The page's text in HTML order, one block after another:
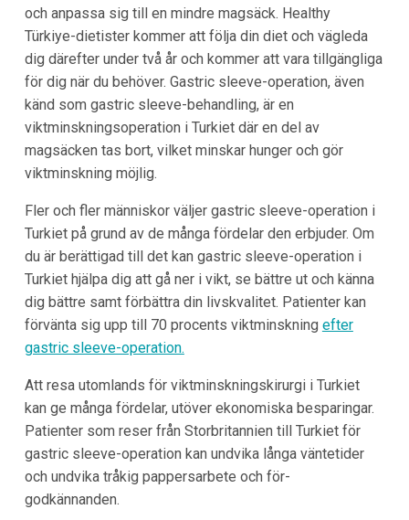
och anpassa sig till en mindre magsäck. Healthy
Türkiye-dietister kommer att följa din diet och vägleda
dig därefter under två år och kommer att vara tillgängliga
för dig när du behöver. Gastric sleeve-operation, även
känd som gastric sleeve-behandling, är en
viktminskningsoperation i Turkiet där en del av
magsäcken tas bort, vilket minskar hunger och gör
viktminskning möjlig.
Fler och fler människor väljer gastric sleeve-operation i
Turkiet på grund av de många fördelar den erbjuder. Om
du är berättigad till det kan gastric sleeve-operation i
Turkiet hjälpa dig att gå ner i vikt, se bättre ut och känna
dig bättre samt förbättra din livskvalitet. Patienter kan
förvänta sig upp till 70 procents viktminskning efter
gastric sleeve-operation.
Att resa utomlands för viktminskningskirurgi i Turkiet
kan ge många fördelar, utöver ekonomiska besparingar.
Patienter som reser från Storbritannien till Turkiet för
gastric sleeve-operation kan undvika långa väntetider
och undvika tråkig pappersarbete och för-
godkännanden.